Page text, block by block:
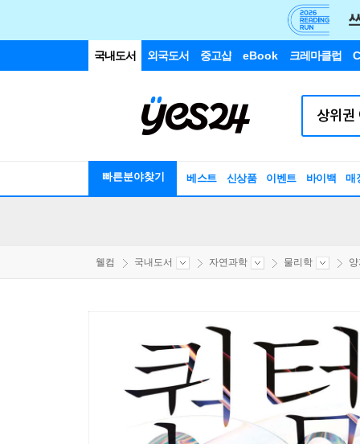
국내도서 외국도서 중고샵 eBook 크레마클럽
빠른분야찾기 베스트 신상품 이벤트 바이백 매
웰컴 국내도서 자연과학 물리학